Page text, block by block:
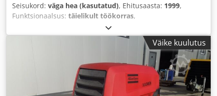
Seisukord: väga hea (kasutatud), Ehitusaasta: 1999,
Funktsionaalsus: täielikult töökorras,
Väike kuulutus